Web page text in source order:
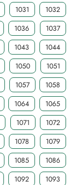
1031
1032
1036
1037
1043
1044
1050
1051
1057
1058
1064
1065
1071
1072
1078
1079
1085
1086
1092
1093